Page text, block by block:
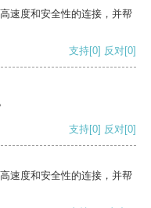
速度和安全性的连接，并帮
支持[0] 反对[0]
支持[0] 反对[0]
速度和安全性的连接，并帮